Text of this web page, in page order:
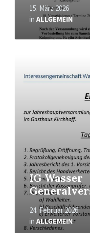
15. März 2026
in ALLGEMEIN
IG Wasser
24. Februar 2026
in ALLGEMEIN